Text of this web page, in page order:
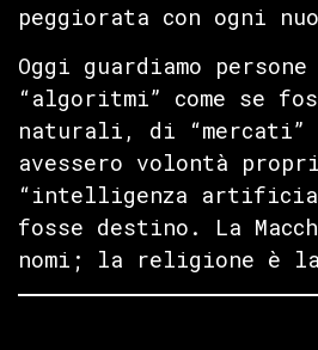
peggiorata con ogni
Oggi guardiamo
“algoritmi” come se
naturali, di “mercati”
avessero volontà
“intelligenza
fosse destino. La
nomi; la religione è